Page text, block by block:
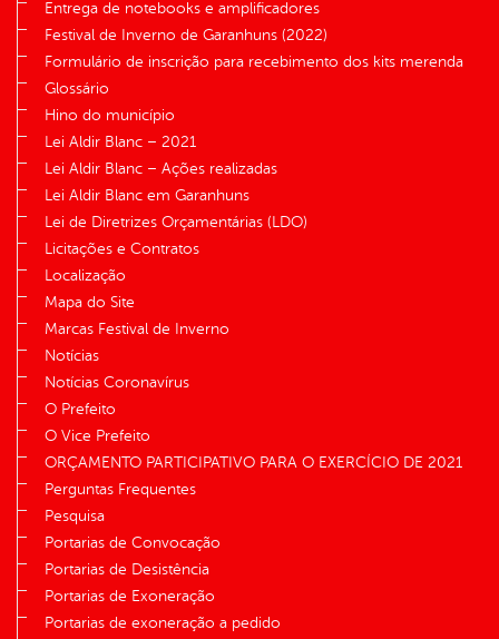
Entrega de notebooks e amplificadores
Festival de Inverno de Garanhuns (2022)
Formulário de inscrição para recebimento dos kits merenda
Glossário
Hino do município
Lei Aldir Blanc – 2021
Lei Aldir Blanc – Ações realizadas
Lei Aldir Blanc em Garanhuns
Lei de Diretrizes Orçamentárias (LDO)
Licitações e Contratos
Localização
Mapa do Site
Marcas Festival de Inverno
Notícias
Notícias Coronavírus
O Prefeito
O Vice Prefeito
ORÇAMENTO PARTICIPATIVO PARA O EXERCÍCIO DE 2021
Perguntas Frequentes
Pesquisa
Portarias de Convocação
Portarias de Desistência
Portarias de Exoneração
Portarias de exoneração a pedido